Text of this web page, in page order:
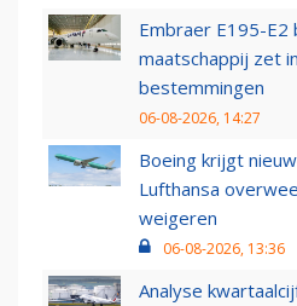
Embraer E195-E2
maatschappij zet
bestemmingen
06-08-2026, 14:27
Boeing krijgt
Lufthansa
weigeren
06-08-2026, 13:36
Analyse